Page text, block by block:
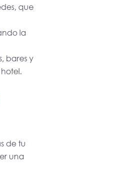
que
la
bares y
de tu
una